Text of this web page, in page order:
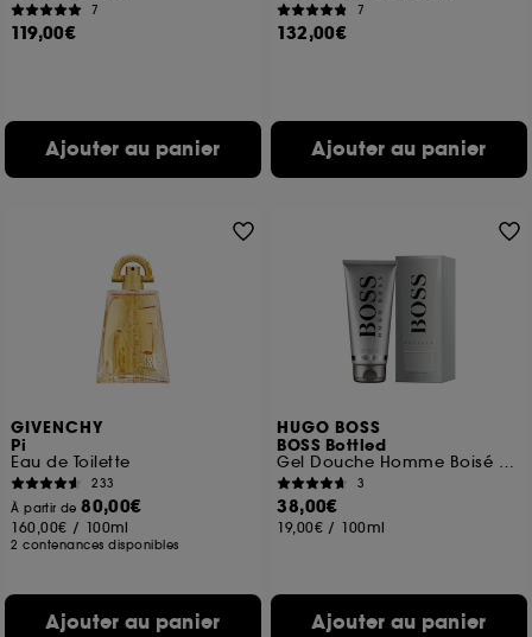
7
119,00€
Ajouter au panier
7
132,00€
Ajouter au panier
GIVENCHY
Pi
Eau de Toilette
233
À partir de80,00€
160,00€ / 100ml
2 contenances disponibles
Ajouter au panier
HUGO BOSS
BOSS Bottled
Gel Douche Homme Boisé et Oriental 200 ml
3
38,00€
19,00€ / 100ml
Ajouter au panier